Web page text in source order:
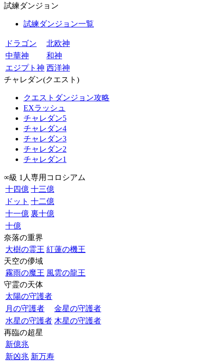
試練ダンジョン
試練ダンジョン一覧
ドラゴン
北欧神
中華神
和神
エジプト神 西洋神
チャレダン(クエスト)
クエストダンジョン攻略
EXラッシュ
チャレダン5
チャレダン4
チャレダン3
チャレダン2
チャレダン1
∞級 1人専用コロシアム
十四億 十三億
ドット 十二億
十一億 裏十億
十億
奈落の重界
大樹の霊王 紅蓮の機王
天空の儚域
霧雨の魔王 風雲の龍王
守霊の天体
太陽の守護者
月の守護者
金星の守護者
水星の守護者 木星の守護者
再臨の超星
新億兆
新凶兆 新万寿